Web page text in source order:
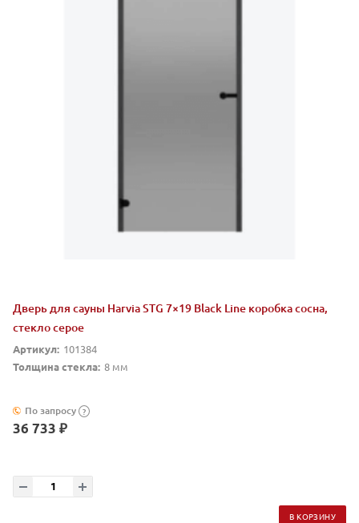
Дверь для сауны Harvia STG 7×19 Black Line коробка сосна,
стекло серое
Артикул: 101384
Толщина стекла: 8 мм
По запросу ?
36 733 ₽
В КОРЗИНУ